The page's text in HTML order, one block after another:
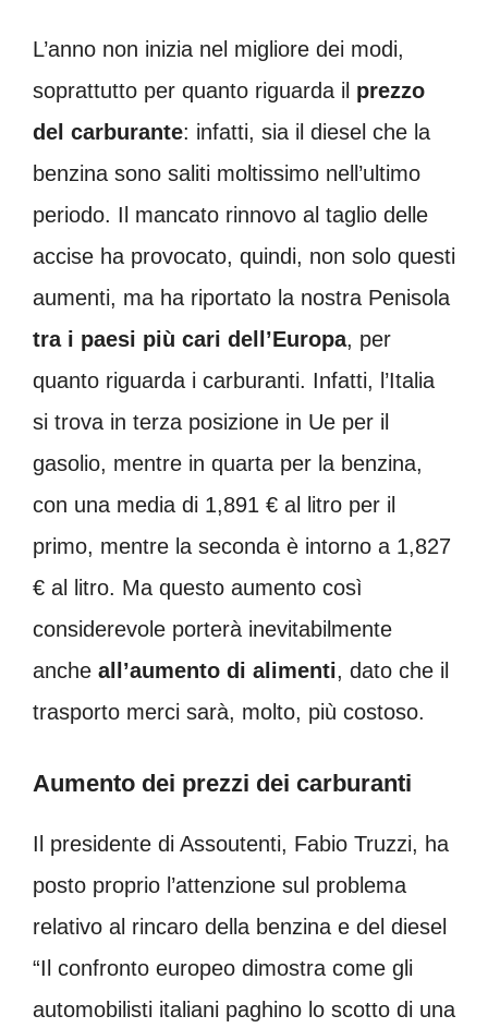
L’anno non inizia nel migliore dei modi,
soprattutto per quanto riguarda il prezzo
del carburante: infatti, sia il diesel che la
benzina sono saliti moltissimo nell’ultimo
periodo. Il mancato rinnovo al taglio delle
accise ha provocato, quindi, non solo questi
aumenti, ma ha riportato la nostra Penisola
tra i paesi più cari dell’Europa, per
quanto riguarda i carburanti. Infatti, l’Italia
si trova in terza posizione in Ue per il
gasolio, mentre in quarta per la benzina,
con una media di 1,891 € al litro per il
primo, mentre la seconda è intorno a 1,827
€ al litro. Ma questo aumento così
considerevole porterà inevitabilmente
anche all’aumento di alimenti, dato che il
trasporto merci sarà, molto, più costoso.
Aumento dei prezzi dei carburanti
Il presidente di Assoutenti, Fabio Truzzi, ha
posto proprio l’attenzione sul problema
relativo al rincaro della benzina e del diesel
“Il confronto europeo dimostra come gli
automobilisti italiani paghino lo scotto di una